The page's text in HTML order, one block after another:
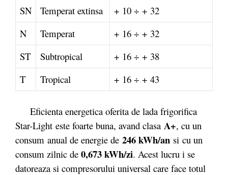
SN
Temperat extinsa
+ 10 ÷ + 32
N
Temperat
+ 16 ÷ + 32
ST
Subtropical
+ 16 ÷ + 38
T
Tropical + 16 ÷ + 43
Eficienta energetica oferita de lada frigorifica
Star-Light este foarte buna, avand clasa A+, cu un
consum anual de energie de 246 kWh/an si cu un
consum zilnic de 0,673 kWh/zi. Acest lucru i se
datoreaza si compresorului universal care face totul